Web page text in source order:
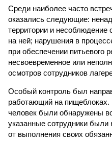
Среди наиболее часто
оказались следующие:
территории и несоблюдение
на ней; нарушения в
при обеспечении питьевого
несвоевременное или
осмотров сотрудников
Особый контроль был
работающий на пищеблоках.
человек были обнаружены
указанные сотрудники были
от выполнения своих